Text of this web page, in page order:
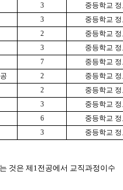
3
중등학교
3
중등학교
2
중등학교
3
중등학교
7
중등학교
2
중등학교
2
중등학교
3
중등학교
6
중등학교
3 중등학교
것은 제1전공에서 교직과정이수